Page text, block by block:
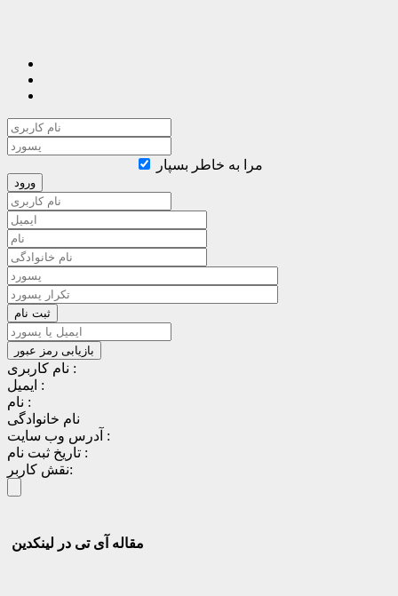
مرا به خاطر بسپار
نام کاربری :
ایمیل :
نام :
نام خانوادگی
آدرس وب سایت :
تاریخ ثبت نام :
نقش کاربر:
مقاله آی تی در لینکدین